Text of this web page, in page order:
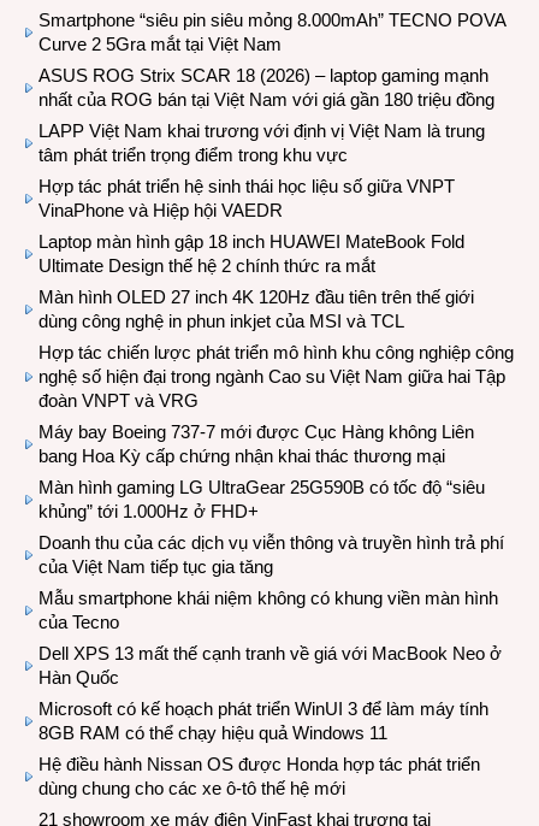
Smartphone “siêu pin siêu mỏng 8.000mAh” TECNO POVA
Curve 2 5Gra mắt tại Việt Nam
ASUS ROG Strix SCAR 18 (2026) – laptop gaming mạnh
nhất của ROG bán tại Việt Nam với giá gần 180 triệu đồng
LAPP Việt Nam khai trương với định vị Việt Nam là trung
tâm phát triển trọng điểm trong khu vực
Hợp tác phát triển hệ sinh thái học liệu số giữa VNPT
VinaPhone và Hiệp hội VAEDR
Laptop màn hình gập 18 inch HUAWEI MateBook Fold
Ultimate Design thế hệ 2 chính thức ra mắt
Màn hình OLED 27 inch 4K 120Hz đầu tiên trên thế giới
dùng công nghệ in phun inkjet của MSI và TCL
Hợp tác chiến lược phát triển mô hình khu công nghiệp công
nghệ số hiện đại trong ngành Cao su Việt Nam giữa hai Tập
đoàn VNPT và VRG
Máy bay Boeing 737-7 mới được Cục Hàng không Liên
bang Hoa Kỳ cấp chứng nhận khai thác thương mại
Màn hình gaming LG UltraGear 25G590B có tốc độ “siêu
khủng” tới 1.000Hz ở FHD+
Doanh thu của các dịch vụ viễn thông và truyền hình trả phí
của Việt Nam tiếp tục gia tăng
Mẫu smartphone khái niệm không có khung viền màn hình
của Tecno
Dell XPS 13 mất thế cạnh tranh về giá với MacBook Neo ở
Hàn Quốc
Microsoft có kế hoạch phát triển WinUI 3 để làm máy tính
8GB RAM có thể chạy hiệu quả Windows 11
Hệ điều hành Nissan OS được Honda hợp tác phát triển
dùng chung cho các xe ô-tô thế hệ mới
21 showroom xe máy điện VinFast khai trương tại